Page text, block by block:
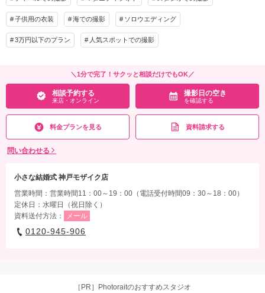
衣装追加 会食
家族と撮影 家族用衣装レンタル
その他含むもの
相談予約する
来店・オンライン
撮影日の空き
を確認する
子供用の衣装 海での撮影 ソロウエディング
3万円以下のプラン 人気スポットでの撮影
＼1分で完了！サクッと相談だけでもOK／
相談予約する
来店・オンライン
撮影日の空き
を確認する
料金プランを見る 資料請求する
問い合わせる
小さな結婚式 神戸モザイク店
営業時間：営業時間11：00～19：00（電話受付時間09：30～18：00）
定休日：水曜日（祝日除く）
資料送付方法：
メール
0120-945-906
［PR］Photoraitのおすすめスタジオ